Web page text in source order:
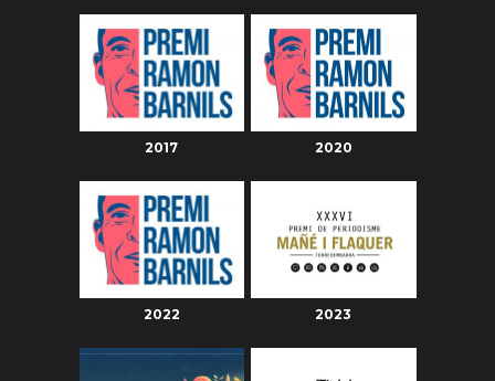
2017 2020
2022 2023